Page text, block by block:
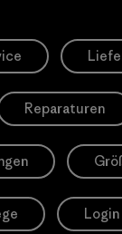
Reparaturen
Login